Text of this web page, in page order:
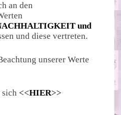
an den
und
und diese vertreten.
unserer Werte
sich <<HIER>>